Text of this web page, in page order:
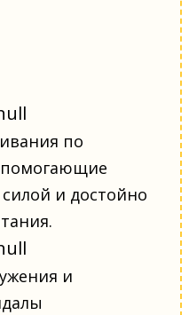
по
помогающие
и достойно
и